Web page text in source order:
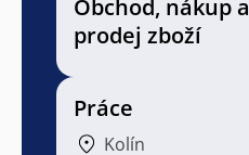
Obchod, nákup a
prodej zboží
Práce
Kolín